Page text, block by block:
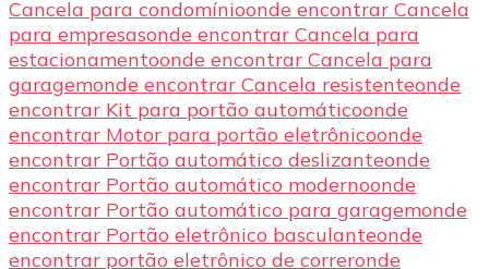
Cancela para condomínioonde encontrar Cancela
para empresasonde encontrar Cancela para
estacionamentoonde encontrar Cancela para
garagemonde encontrar Cancela resistenteonde
encontrar Kit para portão automáticoonde
encontrar Motor para portão eletrônicoonde
encontrar Portão automático deslizanteonde
encontrar Portão automático modernoonde
encontrar Portão automático para garagemonde
encontrar Portão eletrônico basculanteonde
encontrar portão eletrônico de correronde